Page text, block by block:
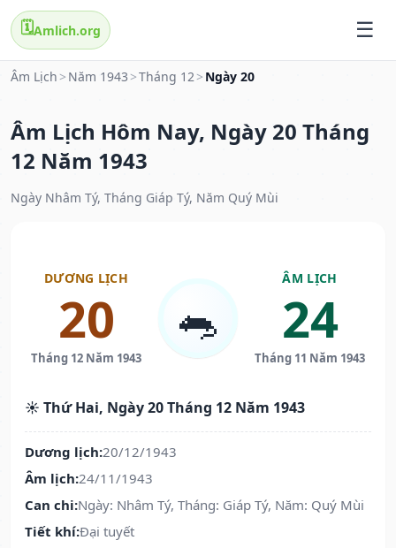
🗓️Amlich.org
Âm Lịch > Năm 1943 >Tháng 12> Ngày 20
Âm Lịch Hôm Nay, Ngày 20 Tháng
12 Năm 1943
Ngày Nhâm Tý, Tháng Giáp Tý, Năm Quý Mùi
DƯƠNG LỊCH
20
Tháng 12 Năm 1943
🐀
ÂM LỊCH
24
Tháng 11 Năm 1943
☀️ Thứ Hai, Ngày 20 Tháng 12 Năm 1943
Dương lịch:20/12/1943
Âm lịch:24/11/1943
Can chi:Ngày: Nhâm Tý, Tháng: Giáp Tý, Năm: Quý Mùi
Tiết khí:Đại tuyết